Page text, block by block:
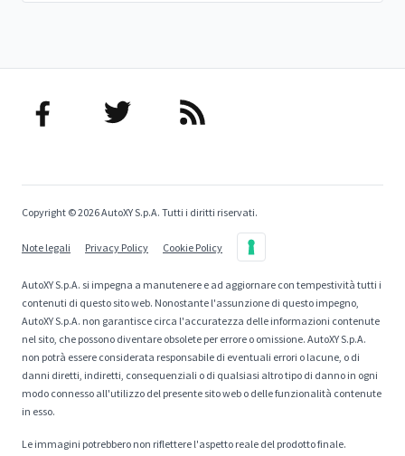
Copyright © 2026 AutoXY S.p.A. Tutti i diritti riservati.
Note legali Privacy Policy Cookie Policy
AutoXY S.p.A. si impegna a manutenere e ad aggiornare con tempestività tutti i
contenuti di questo sito web. Nonostante l'assunzione di questo impegno,
AutoXY S.p.A. non garantisce circa l'accuratezza delle informazioni contenute
nel sito, che possono diventare obsolete per errore o omissione. AutoXY S.p.A.
non potrà essere considerata responsabile di eventuali errori o lacune, o di
danni diretti, indiretti, consequenziali o di qualsiasi altro tipo di danno in ogni
modo connesso all'utilizzo del presente sito web o delle funzionalità contenute
in esso.
Le immagini potrebbero non riflettere l'aspetto reale del prodotto finale.